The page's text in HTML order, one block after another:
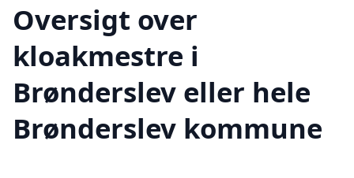
Oversigt over
kloakmestre i
Brønderslev eller hele
Brønderslev kommune